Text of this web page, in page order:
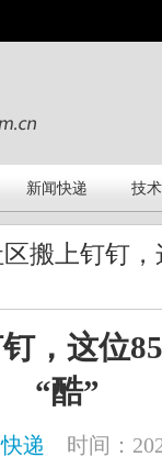
新闻快递 技
搬上钉钉
，这位
“酷”
递
时间：